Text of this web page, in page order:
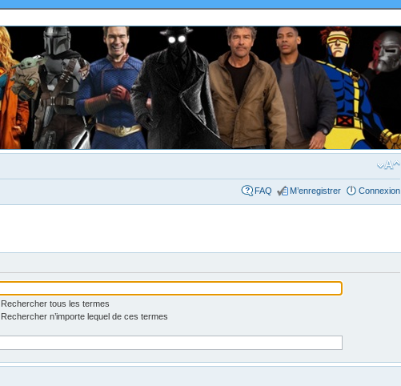
FAQ M’enregistrer Connexion
Rechercher tous les termes
Rechercher n’importe lequel de ces termes